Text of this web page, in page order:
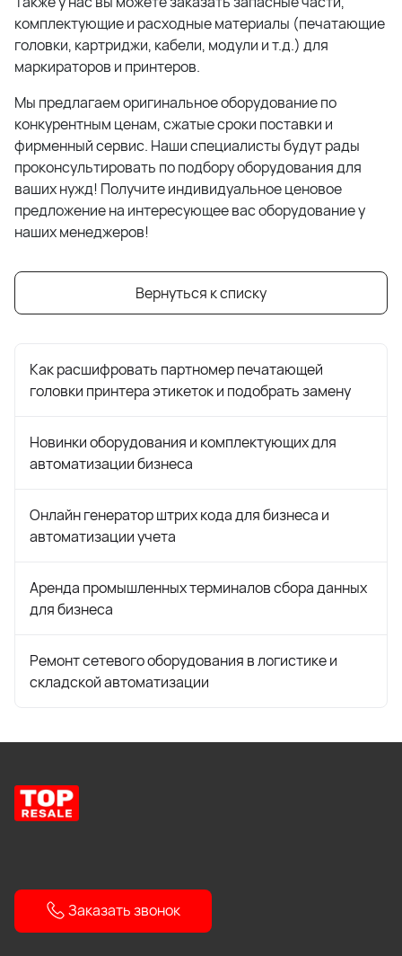
комплектующие и расходные материалы (печатающие
головки, картриджи, кабели, модули и т.д.) для
маркираторов и принтеров.
Мы предлагаем оригинальное оборудование по
конкурентным ценам, сжатые сроки поставки и
фирменный сервис. Наши специалисты будут рады
проконсультировать по подбору оборудования для
ваших нужд! Получите индивидуальное ценовое
предложение на интересующее вас оборудование у
наших менеджеров!
Вернуться к списку
Как расшифровать партномер печатающей
головки принтера этикеток и подобрать замену
Новинки оборудования и комплектующих для
автоматизации бизнеса
Онлайн генератор штрих кода для бизнеса и
автоматизации учета
Аренда промышленных терминалов сбора данных
для бизнеса
Ремонт сетевого оборудования в логистике и
складской автоматизации
Заказать звонок